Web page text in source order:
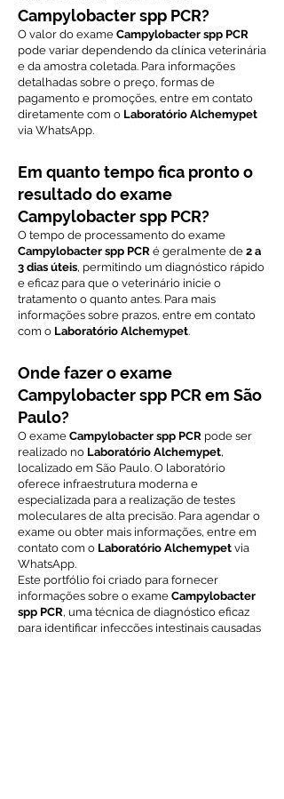
Campylobacter spp PCR?
O valor do exame Campylobacter spp PCR
pode variar dependendo da clínica veterinária
e da amostra coletada. Para informações
detalhadas sobre o preço, formas de
pagamento e promoções, entre em contato
diretamente com o Laboratório Alchemypet
via WhatsApp.
Em quanto tempo fica pronto o
resultado do exame
Campylobacter spp PCR?
O tempo de processamento do exame
Campylobacter spp PCR é geralmente de 2 a
3 dias úteis, permitindo um diagnóstico rápido
e eficaz para que o veterinário inicie o
tratamento o quanto antes. Para mais
informações sobre prazos, entre em contato
com o Laboratório Alchemypet.
Onde fazer o exame
Campylobacter spp PCR em São
Paulo?
O exame Campylobacter spp PCR pode ser
realizado no Laboratório Alchemypet,
localizado em São Paulo. O laboratório
oferece infraestrutura moderna e
especializada para a realização de testes
moleculares de alta precisão. Para agendar o
exame ou obter mais informações, entre em
contato com o Laboratório Alchemypet via
WhatsApp.
Este portfólio foi criado para fornecer
informações sobre o exame Campylobacter
spp PCR, uma técnica de diagnóstico eficaz
para identificar infecções intestinais causadas